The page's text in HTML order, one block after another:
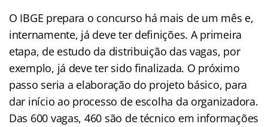
O IBGE prepara o concurso há mais de um mês e,
internamente, já deve ter definições. A primeira
etapa, de estudo da distribuição das vagas, por
exemplo, já deve ter sido finalizada. O próximo
passo seria a elaboração do projeto básico, para
dar início ao processo de escolha da organizadora.
Das 600 vagas, 460 são de técnico em informações